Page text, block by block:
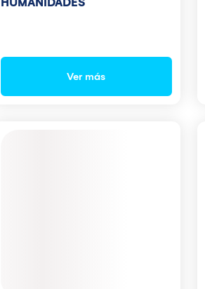
HUMANIDADES
Ver más